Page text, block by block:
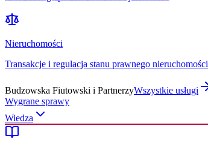
Nieruchomości
Transakcje i regulacja stanu prawnego nieruchomości
Budzowska Fiutowski i PartnerzyWszystkie usługi
Wygrane sprawy
Wiedza